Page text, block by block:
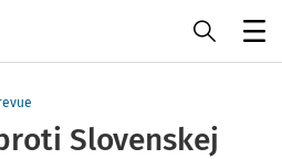
proti Slovenskej